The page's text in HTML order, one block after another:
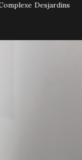
Desjardins